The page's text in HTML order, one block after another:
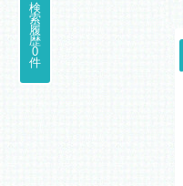
検
索
履
歴
0
件